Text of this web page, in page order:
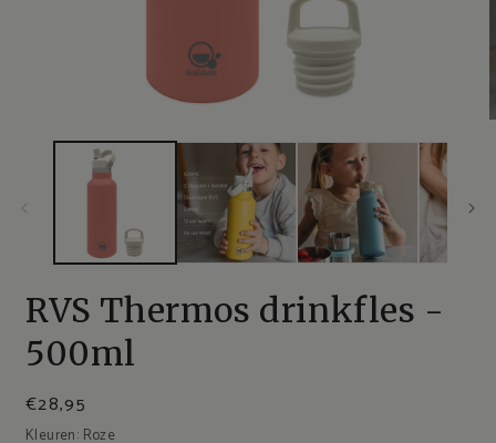
RVS Thermos drinkfles -
500ml
€28,95
Kleuren: Roze